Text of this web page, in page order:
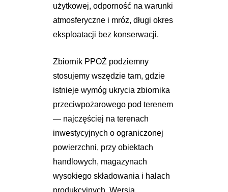
użytkowej, odporność na warunki
atmosferyczne i mróz, długi okres
eksploatacji bez konserwacji.
Zbiornik PPOŻ podziemny
stosujemy wszędzie tam, gdzie
istnieje wymóg ukrycia zbiornika
przeciwpożarowego pod terenem
— najczęściej na terenach
inwestycyjnych o ograniczonej
powierzchni, przy obiektach
handlowych, magazynach
wysokiego składowania i halach
produkcyjnych. Wersja